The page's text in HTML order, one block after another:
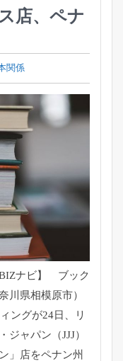
店、ペナ
関係
BIZナビ】 ブック
川県相模原市）
ングが24日、リ
ジャパン（JJJ）
」店をペナン州